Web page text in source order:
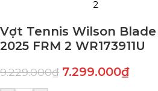
Vợt Tennis Wilson Blade
2025 FRM 2 WR173911U
9.229.000₫ 7.299.000₫